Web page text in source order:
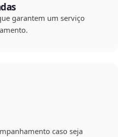
garantem um serviço
caso seja